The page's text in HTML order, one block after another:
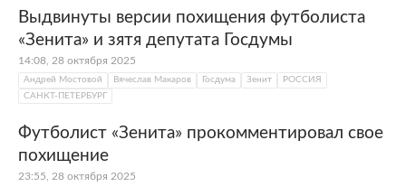
Выдвинуты версии похищения футболиста
«Зенита» и зятя депутата Госдумы
14:08, 28 октября 2025
Андрей Мостовой Вячеслав Макаров Госдума Зенит
РОССИЯ
САНКТ-ПЕТЕРБУРГ
Футболист «Зенита» прокомментировал свое
похищение
23:55, 28 октября 2025